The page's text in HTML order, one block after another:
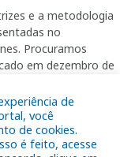
de
você
de cookies.
é feito, acesse
e a metodologia
no
Procuramos
em dezembro de
de
especiais,
disponíveis.